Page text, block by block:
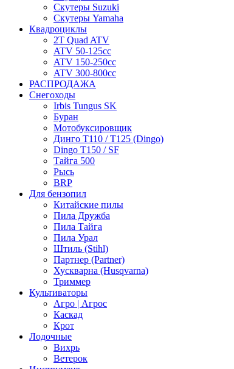
Скутеры Suzuki
Скутеры Yamaha
Квадроциклы
2T Quad ATV
ATV 50-125cc
ATV 150-250cc
ATV 300-800cc
РАСПРОДАЖА
Снегоходы
Irbis Tungus SK
Буран
Мотобуксировщик
Динго T110 / T125 (Dingo)
Dingo T150 / SF
Тайга 500
Рысь
BRP
Для бензопил
Китайские пилы
Пила Дружба
Пила Тайга
Пила Урал
Штиль (Stihl)
Партнер (Partner)
Хускварна (Husqvarna)
Триммер
Культиваторы
Агро | Агрос
Каскад
Крот
Лодочные
Вихрь
Ветерок